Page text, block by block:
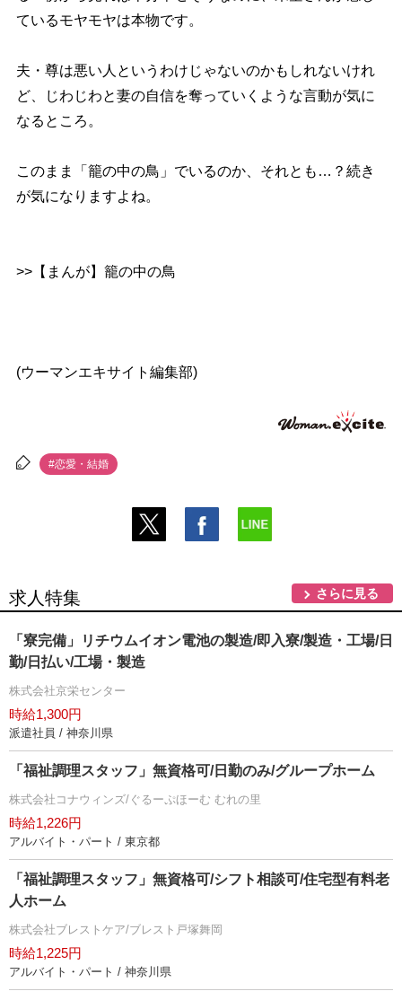
ているモヤモヤは本物です。
夫・尊は悪い人というわけじゃないのかもしれないけれ
ど、じわじわと妻の自信を奪っていくような言動が気に
なるところ。
このまま「籠の中の鳥」でいるのか、それとも…？続き
が気になりますよね。
>>【まんが】籠の中の鳥
(ウーマンエキサイト編集部)
#恋愛・結婚
求人特集 さらに見る
「寮完備」リチウムイオン電池の製造/即入寮/製造・工場/日
勤/日払い/工場・製造
株式会社京栄センター
時給1,300円
派遣社員 / 神奈川県
「福祉調理スタッフ」無資格可/日勤のみ/グループホーム
株式会社コナウィンズ/ぐるーぷほーむ むれの里
時給1,226円
アルバイト・パート / 東京都
「福祉調理スタッフ」無資格可/シフト相談可/住宅型有料老
人ホーム
株式会社ブレストケア/ブレスト戸塚舞岡
時給1,225円
アルバイト・パート / 神奈川県